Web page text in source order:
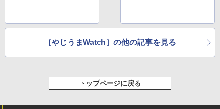
［やじうまWatch］の他の記事を見る
トップページに戻る